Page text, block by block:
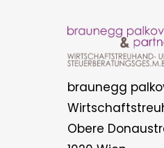
braunegg
Obere